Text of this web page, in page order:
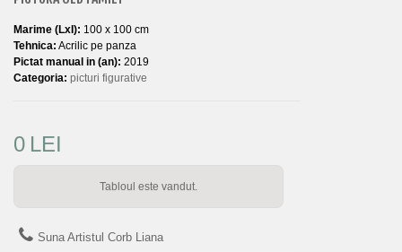
Marime (LxI): 100 x 100 cm
Tehnica: Acrilic pe panza
Pictat manual in (an): 2019
Categoria: picturi figurative
0 LEI
Tabloul este vandut.
Suna Artistul Corb Liana